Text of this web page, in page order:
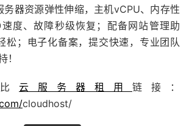
务器资源弹性伸缩，主机vCPU、内存性
度、故障秒级恢复；配备网站管理助
松；电子化备案，提交快速，专业团队
！
云服务器租用 链接：
cloudhost/